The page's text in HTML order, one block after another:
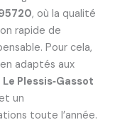
, où la qualité
rapide de
Pour cela,
adaptés aux
Le Plessis‑Gassot
un
toute l’année.